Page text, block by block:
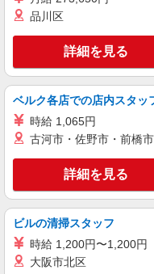
広島
ー・バイ
キープ
日研トータルソーシング株
ス
介護ス
時給1,450
1,450円
任者研修
1,600円〜 ※経験者は3ヶ月以上 ※給与幅は経験・
広島
バイク通
キープ
品川区
詳細を見る
ベルク各店での店内スタッ
時給 1,065円
古河市・佐野市・前橋
詳細を見る
ビルの清掃スタッフ
時給 1,200円〜1,200円
大阪市北区